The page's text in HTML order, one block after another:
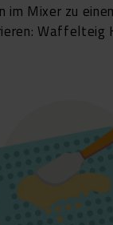
im Mixer zu
Waffelteig